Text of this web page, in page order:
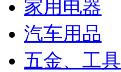
家用电器
汽车用品
五金、工具